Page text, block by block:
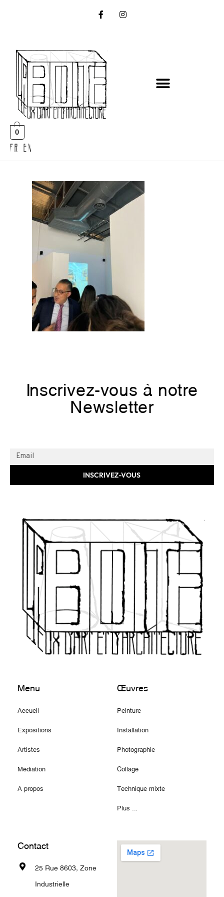
0
FR EN
Inscrivez-vous à notre
Newsletter
INSCRIVEZ-VOUS
Menu
Accueil
Expositions
Artistes
Médiation
A propos
Œuvres
Peinture
Installation
Photographie
Collage
Technique mixte
Plus ...
Contact
25 Rue 8603, Zone
Industrielle